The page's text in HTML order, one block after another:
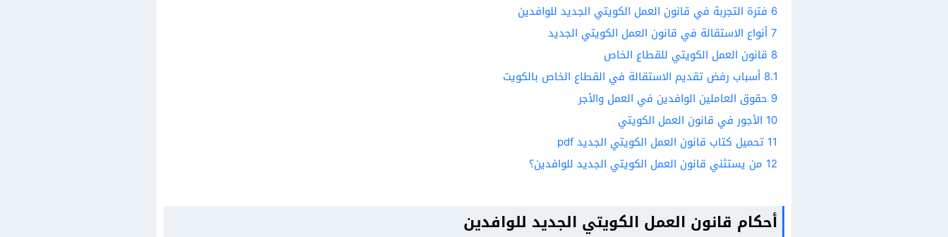
6 فترة التجربة في قانون العمل الكويتي الجديد للوافدين
7أنواع الاستقالة في قانون العمل الكويتي الجديد
8 قانون العمل الكويتي للقطاع الخاص
8.1 أسباب رفض تقديم الاستقالة في القطاع الخاص بالكويت
9 حقوق العاملين الوافدين في العمل والأجر
10 الأجور في قانون العمل الكويتي
11 تحميل كتاب قانون العمل الكويتي الجديد pdf
12 من يستثني قانون العمل الكويتي الجديد للوافدين؟
أحكام قانون العمل الكويتي الجديد للوافدين